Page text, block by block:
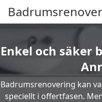
Enkel och säker
Badrumsrenovering kan
speciellt i offertfasen.